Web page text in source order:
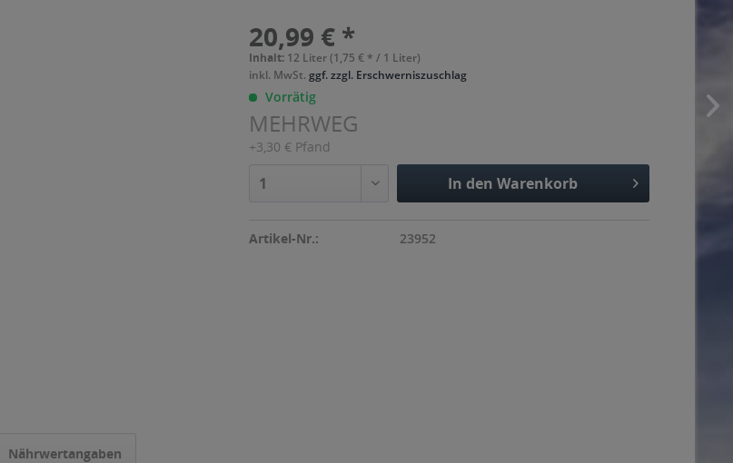
20,99 € *
Inhalt: 12 Liter (1,75 € * / 1 Liter)
inkl. MwSt.ggf. zzgl. Erschwerniszuschlag
Vorrätig
MEHRWEG
+3,30 € Pfand
In den Warenkorb
Artikel-Nr.: 23952
Nährwertangaben